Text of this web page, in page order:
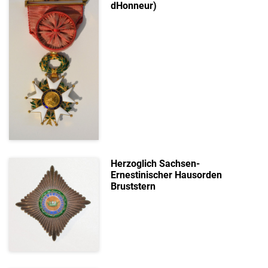
dHonneur)
Herzoglich Sachsen-
Ernestinischer Hausorden
Bruststern